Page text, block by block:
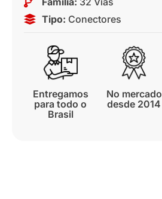
Tipo: Conectores
Entregamos
para todo o
Brasil
No mercado
desde 2014